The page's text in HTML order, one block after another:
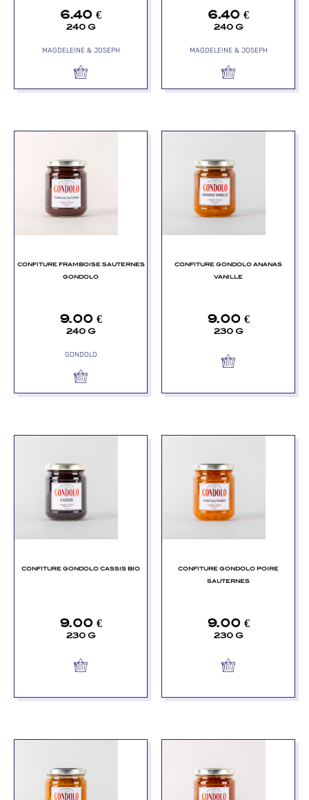
6.40 €
240 G
MAGDELEINE & JOSEPH
6.40 €
240 G
MAGDELEINE & JOSEPH
CONFITURE FRAMBOISE SAUTERNES
GONDOLO
9.00 €
240 G
GONDOLO
CONFITURE GONDOLO ANANAS
VANILLE
9.00 €
230 G
CONFITURE GONDOLO CASSIS BIO
9.00 €
230 G
CONFITURE GONDOLO POIRE
SAUTERNES
9.00 €
230 G